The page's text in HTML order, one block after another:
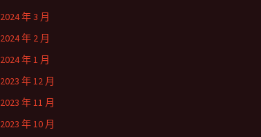
2024 年 3 月
2024 年 2 月
2024 年 1 月
2023 年 12 月
2023 年 11 月
2023 年 10 月